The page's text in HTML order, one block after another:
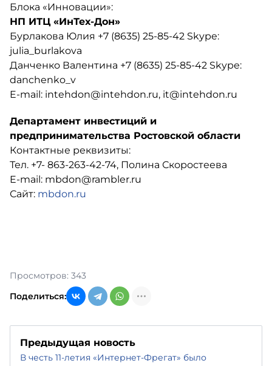
Блока «Инновации»:
НП ИТЦ «ИнТех-Дон»
Бурлакова Юлия +7 (8635) 25-85-42 Skype:
julia_burlakova
Данченко Валентина +7 (8635) 25-85-42 Skype:
danchenko_v
E-mail: intehdon@intehdon.ru, it@intehdon.ru
Департамент инвестиций и
предпринимательства Ростовской области
Контактные реквизиты:
Тел. +7- 863-263-42-74, Полина Скоростеева
E-mail: mbdon@rambler.ru
Сайт: mbdon.ru
Просмотров: 343
Поделиться:
Предыдущая новость
В честь 11-летия «Интернет-Фрегат» было